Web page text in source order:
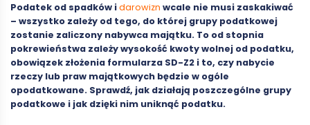
Podatek od spadków idarowizn wcale nie musi zaskakiwać
– wszystko zależy od tego, do której grupy podatkowej
zostanie zaliczony nabywca majątku. To od stopnia
pokrewieństwa zależy wysokość kwoty wolnej od podatku,
obowiązek złożenia formularza SD-Z2 i to, czy nabycie
rzeczy lub praw majątkowych będzie w ogóle
opodatkowane. Sprawdź, jak działają poszczególne grupy
podatkowe i jak dzięki nim uniknąć podatku.